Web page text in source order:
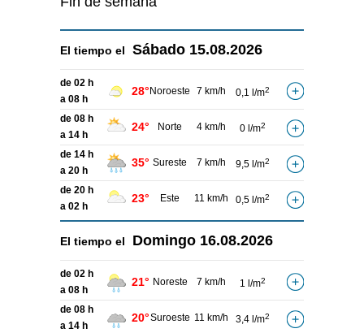
El tiempo el Sábado 15.08.2026
de 02 h
a 08 h
28° Noroeste 7 km/h 0,1 l/m2
de 08 h
a 14 h
24° Norte 4 km/h 0 l/m2
de 14 h
a 20 h
35° Sureste 7 km/h 9,5 l/m2
de 20 h
a 02 h
23° Este 11 km/h 0,5 l/m2
El tiempo el Domingo 16.08.2026
de 02 h
a 08 h
21° Noreste 7 km/h 1 l/m2
de 08 h
a 14 h
20°Suroeste 11 km/h 3,4 l/m2